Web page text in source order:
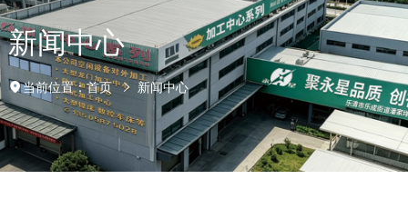
新闻中心
当前位置：首页 新闻中心